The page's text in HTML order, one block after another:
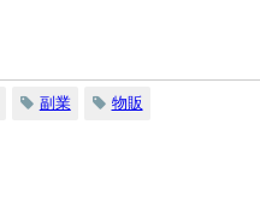
副業 物販